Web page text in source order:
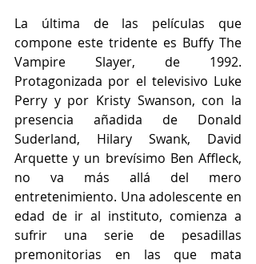
La última de las películas que
compone este tridente es Buffy The
Vampire Slayer, de 1992.
Protagonizada por el televisivo Luke
Perry y por Kristy Swanson, con la
presencia añadida de Donald
Suderland, Hilary Swank, David
Arquette y un brevísimo Ben Affleck,
no va más allá del mero
entretenimiento. Una adolescente en
edad de ir al instituto, comienza a
sufrir una serie de pesadillas
premonitorias en las que mata